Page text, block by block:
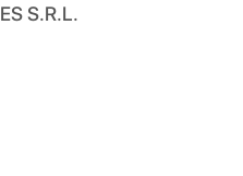
S.R.L.